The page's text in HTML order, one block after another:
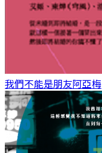
我們不能是朋友阿亞梅